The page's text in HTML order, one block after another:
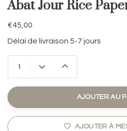
Abat Jour Rice
€45,00
Délai de livraison 5-7 jours
AJOUTER AU
AJOUTER À